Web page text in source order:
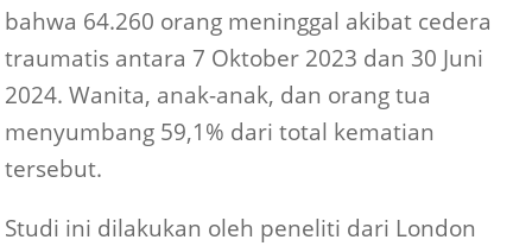
bahwa 64.260 orang meninggal akibat cedera
traumatis antara 7 Oktober 2023 dan 30 Juni
2024. Wanita, anak-anak, dan orang tua
menyumbang 59,1% dari total kematian
tersebut.
Studi ini dilakukan oleh peneliti dari London